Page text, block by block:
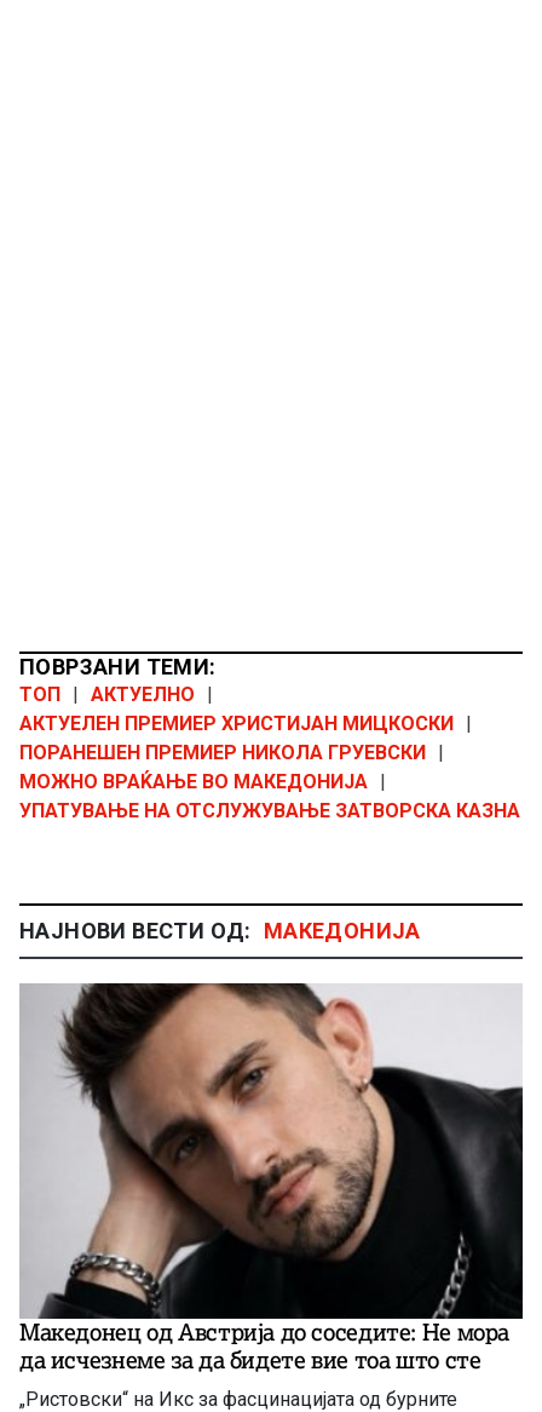
ПОВРЗАНИ ТЕМИ:
ТОП | АКТУЕЛНО
|
АКТУЕЛЕН ПРЕМИЕР ХРИСТИЈАН МИЦКОСКИ |
ПОРАНЕШЕН ПРЕМИЕР НИКОЛА ГРУЕВСКИ |
МОЖНО ВРАЌАЊЕ ВО МАКЕДОНИЈА |
УПАТУВАЊЕ НА ОТСЛУЖУВАЊЕ ЗАТВОРСКА КАЗНА
НАЈНОВИ ВЕСТИ ОД: МАКЕДОНИЈА
Македонец од Австрија до соседите: Не мора
да исчезнеме за да бидете вие ​​тоа што сте
„Ристовски“ на Икс за фасцинацијата од бурните